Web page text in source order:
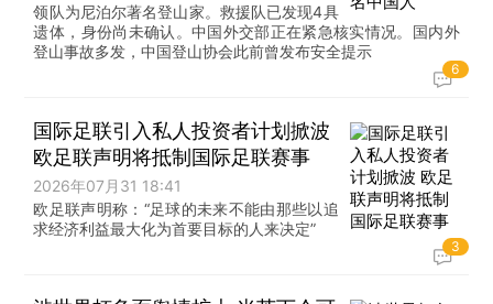
领队为尼泊尔著名登山家。救援队已发现4具
遗体，身份尚未确认。中国外交部正在紧急核实情况。国内外
登山事故多发，中国登山协会此前曾发布安全提示
6
国际足联引入私人投资者计划掀波
欧足联声明将抵制国际足联赛事
2026年07月31 18:41
欧足联声明称：“足球的未来不能由那些以追
求经济利益最大化为首要目标的人来决定”
3